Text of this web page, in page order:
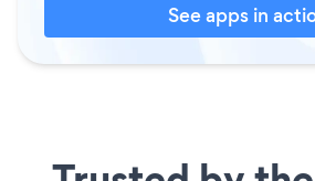
See apps in